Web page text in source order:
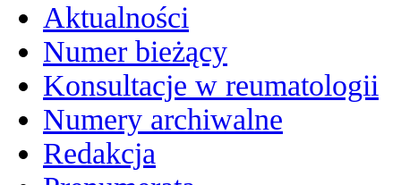
Aktualności
Numer bieżący
Konsultacje w reumatologii
Numery archiwalne
Redakcja